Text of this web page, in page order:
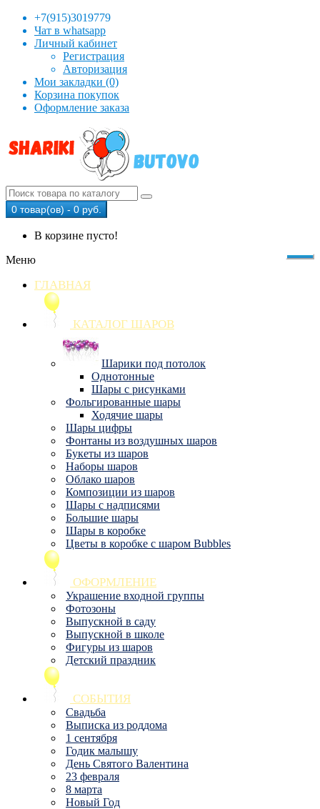
+7(915)3019779
Чат в whatsapp
Личный кабинет
Регистрация
Авторизация
Мои закладки (0)
Корзина покупок
Оформление заказа
0 товар(ов) - 0 руб.
В корзине пусто!
Меню
ГЛАВНАЯ
КАТАЛОГ ШАРОВ
Шарики под потолок
Однотонные
Шары с рисунками
Фольгированные шары
Ходячие шары
Шары цифры
Фонтаны из воздушных шаров
Букеты из шаров
Наборы шаров
Облако шаров
Композиции из шаров
Шары с надписями
Большие шары
Шары в коробке
Цветы в коробке с шаром Bubbles
ОФОРМЛЕНИЕ
Украшение входной группы
Фотозоны
Выпускной в саду
Выпускной в школе
Фигуры из шаров
Детский праздник
СОБЫТИЯ
Свадьба
Выписка из роддома
1 сентября
Годик малышу
День Святого Валентина
23 февраля
8 марта
Новый Год